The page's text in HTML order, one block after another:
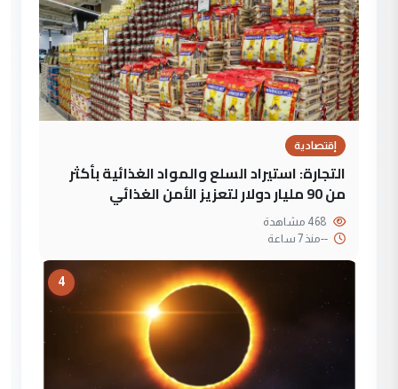
إقتصادية
التجارة: استيراد السلع والمواد الغذائية بأكثر
من 90 مليار دولار لتعزيز الأمن الغذائي
--منذ 7 ساعة
4